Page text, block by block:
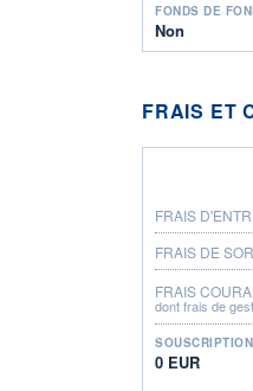
FONDS DE
Non
FRAIS ET
FRAIS
FRAIS DE
FRAIS
dont frais de
0 EUR